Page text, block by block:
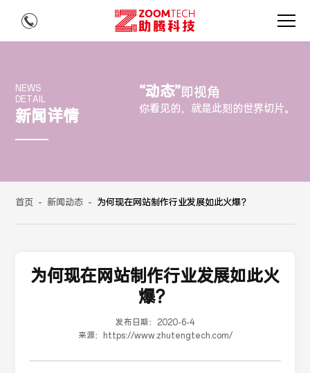
NEWS
DETAIL
新闻详情
“动态”即视角
你看见的，就是此刻的世界切片。
首页 - 新闻动态 - 为何现在网站制作行业发展如此火爆？
为何现在网站制作行业发展如此火
爆？
发布日期：
2020-6-4
来源：
https://www.zhutengtech.com/